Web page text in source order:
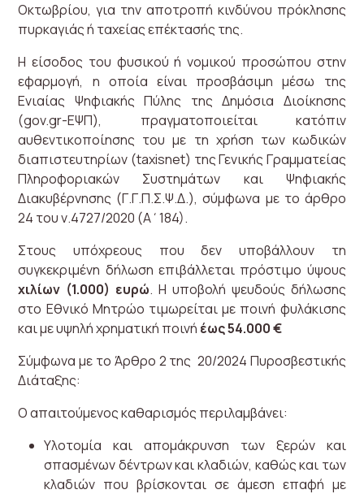
Οκτωβρίου, για την αποτροπή κινδύνου πρόκλησης
πυρκαγιάς ή ταχείας επέκτασής της.
Η είσοδος του φυσικού ή νομικού προσώπου στην
εφαρμογή, η οποία είναι προσβάσιμη μέσω της
Ενιαίας Ψηφιακής Πύλης της Δημόσια Διοίκησης
(gov.gr-ΕΨΠ), πραγματοποιείται κατόπιν
αυθεντικοποίησης του με τη χρήση των κωδικών
διαπιστευτηρίων (taxisnet) της Γενικής Γραμματείας
Πληροφοριακών Συστημάτων και Ψηφιακής
Διακυβέρνησης (Γ.Γ.Π.Σ.Ψ.Δ.), σύμφωνα με το άρθρο
24 του ν.4727/2020 (Α΄184).
Στους υπόχρεους που δεν υποβάλλουν τη
συγκεκριμένη δήλωση επιβάλλεται πρόστιμο ύψους
χιλίων (1.000) ευρώ. Η υποβολή ψευδούς δήλωσης
στο Εθνικό Μητρώο τιμωρείται με ποινή φυλάκισης
και με υψηλή χρηματική ποινή έως 54.000 €
Σύμφωνα με το Άρθρο 2 της 20/2024 Πυροσβεστικής
Διάταξης:
Ο απαιτούμενος καθαρισμός περιλαμβάνει:
Υλοτομία και απομάκρυνση των ξερών και
σπασμένων δέντρων και κλαδιών, καθώς και των
κλαδιών που βρίσκονται σε άμεση επαφή με